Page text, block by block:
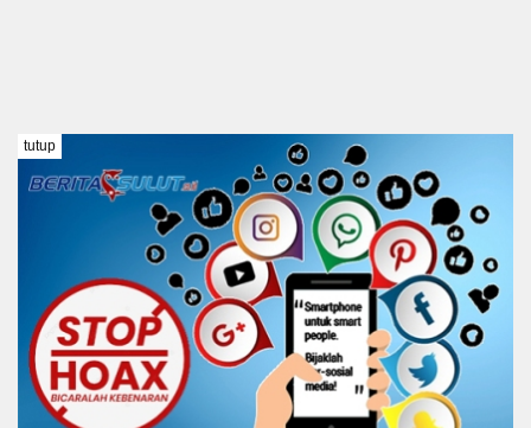
TENTANG KAMI REDAKSI DISCLAIMER
tutup